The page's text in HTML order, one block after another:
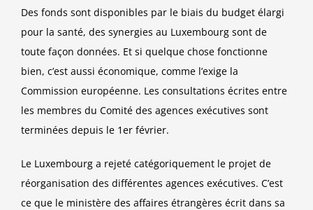
Des fonds sont disponibles par le biais du budget élargi
pour la santé, des synergies au Luxembourg sont de
toute façon données. Et si quelque chose fonctionne
bien, c’est aussi économique, comme l’exige la
Commission européenne. Les consultations écrites entre
les membres du Comité des agences exécutives sont
terminées depuis le 1er février.
Le Luxembourg a rejeté catégoriquement le projet de
réorganisation des différentes agences exécutives. C’est
ce que le ministère des affaires étrangères écrit dans sa